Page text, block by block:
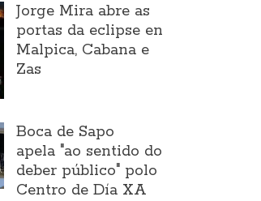
Jorge Mira abre as
portas da eclipse en
Malpica, Cabana e
Zas
Boca de Sapo
apela "ao sentido do
deber público" polo
Centro de Día XA